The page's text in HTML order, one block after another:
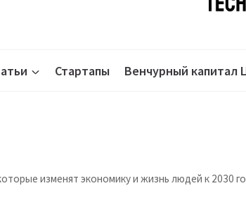
Стартапы Венчурный капитал
изменят экономику и жизнь людей к 2030